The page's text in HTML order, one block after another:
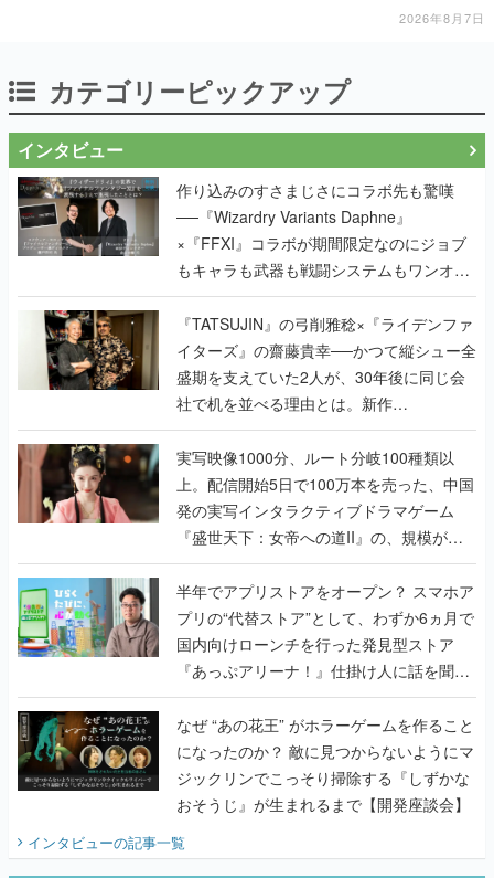
一撃をブチかませるロマンある作品2026年8月7日
カテゴリーピックアップ
インタビュー
作り込みのすさまじさにコラボ先も驚嘆
──『Wizardry Variants Daphne』
×『FFXI』コラボが期間限定なのにジョブ
もキャラも武器も戦闘システムもワンオフ
で作り込まれた理由を両ディレクターに聞
く
『TATSUJIN』の弓削雅稔×『ライデンファ
イターズ』の齋藤貴幸──かつて縦シュー全
盛期を支えていた2人が、30年後に同じ会
社で机を並べる理由とは。新作
『TATSUJIN EXTREME』で初タッグを組
んだレジェンド2人に訊く開発秘話
実写映像1000分、ルート分岐100種類以
上。配信開始5日で100万本を売った、中国
発の実写インタラクティブドラマゲーム
『盛世天下：女帝への道II』の、規模が違
うこだわりをプロデューサーに聞いた
半年でアプリストアをオープン？ スマホア
プリの“代替ストア”として、わずか6ヵ月で
国内向けローンチを行った発見型ストア
『あっぷアリーナ！』仕掛け人に話を聞い
てみた
なぜ “あの花王” がホラーゲームを作ること
になったのか？ 敵に見つからないようにマ
ジックリンでこっそり掃除する『しずかな
おそうじ』が生まれるまで【開発座談会】
インタビューの記事一覧